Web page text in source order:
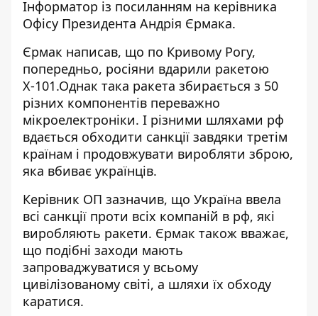
Інформатор із посиланням на керівника
Офісу Президента Андрія Єрмака.
Єрмак написав, що по Кривому Рогу,
попередньо, росіяни вдарили ракетою
Х-101.Однак така ракета збирається з 50
різних компонентів переважно
мікроелектроніки. І різними шляхами рф
вдається обходити санкції завдяки третім
країнам і продовжувати виробляти зброю,
яка вбиває українців.
Керівник ОП зазначив, що Україна ввела
всі санкції проти всіх компаній в рф, які
виробляють ракети. Єрмак також вважає,
що подібні заходи мають
запроваджуватися у всьому
цивілізованому світі, а шляхи їх обходу
каратися.